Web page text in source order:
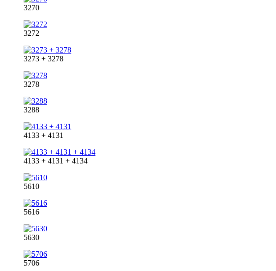
3270
3272
3273 + 3278
3278
3288
4133 + 4131
4133 + 4131 + 4134
5610
5616
5630
5706